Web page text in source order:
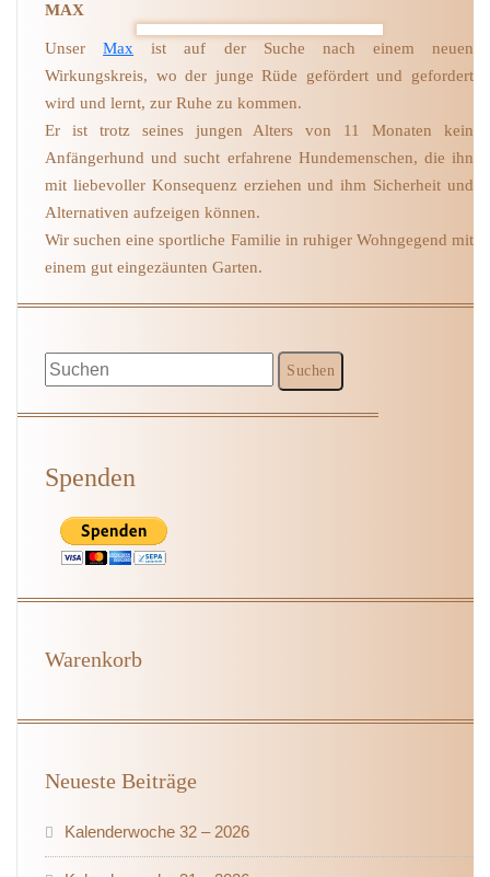
MAX
UnserMax ist auf der Suche nach einem neuen
Wirkungskreis, wo der junge Rüde gefördert und gefordert
wird und lernt, zur Ruhe zu kommen.
Er ist trotz seines jungen Alters von 11 Monaten kein
Anfängerhund und sucht erfahrene Hundemenschen, die ihn
mit liebevoller Konsequenz erziehen und ihm Sicherheit und
Alternativen aufzeigen können.
Wir suchen eine sportliche Familie in ruhiger Wohngegend mit
einem gut eingezäunten Garten.
Spenden
Warenkorb
Neueste Beiträge
Kalenderwoche 32 – 2026